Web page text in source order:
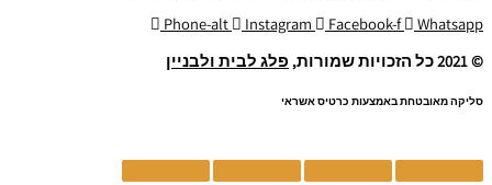
Phone-alt
Instagram Facebook-f
Whatsapp
© 2021 כל הזכויות שמורות,
פלג לבית ולבניין
סליקה מאובטחת באמצעות כרטיס אשראי